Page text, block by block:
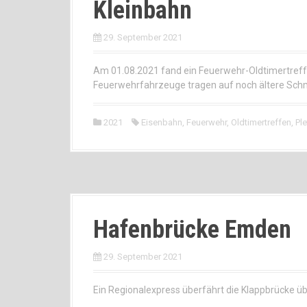
Kleinbahn
29. September 2021
Am 01.08.2021 fand ein Feuerwehr-
Feuerwehrfahrzeuge tragen auf noch ältere
2021 Eisenbahn, Feuerwehr, Oldtimertreffen,
Hafenbrücke Emden
29. September 2021
Ein Regionalexpress überfährt die Klappbrücke